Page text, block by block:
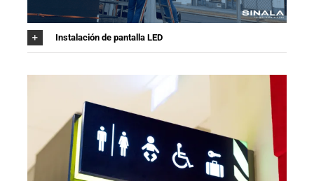
Instalación de pantalla LED